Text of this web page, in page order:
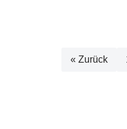
« Zurück